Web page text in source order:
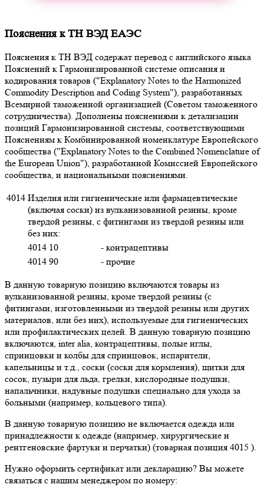
Пояснения к ТН ВЭД ЕАЭС
Пояснения к ТН ВЭД содержат перевод с английского языка
Пояснений к Гармонизированной системе описания и
кодирования товаров ("Explanatory Notes to the Harmonized
Commodity Description and Coding System"), разработанных
Всемирной таможенной организацией (Советом таможенного
сотрудничества). Дополнены пояснениями к детализации
позиций Гармонизированной системы, соответствующими
Пояснениям к Комбинированной номенклатуре Европейского
сообщества ("Explanatory Notes to the Combined Nomenclature of
the European Union"), разработанной Комиссией Европейского
сообщества, и национальными пояснениями.
4014 Изделия или гигиенические или фармацевтические
(включая соски) из вулканизованной резины, кроме
твердой резины, с фитингами из твердой резины или
без них:
4014 10
- контрацептивы
4014 90
- прочие
В данную товарную позицию включаются товары из
вулканизованной резины, кроме твердой резины (с
фитингами, изготовленными из твердой резины или других
материалов, или без них), используемые для гигиенических
или профилактических целей. В данную товарную позицию
включаются, inter alia, контрацептивы, полые иглы,
спринцовки и колбы для спринцовок, испарители,
капельницы и т.д., соски (соски для кормления), щитки для
сосок, пузыри для льда, грелки, кислородные подушки,
напальчники, надувные подушки специально для ухода за
больными (например, кольцевого типа).
В данную товарную позицию не включается одежда или
принадлежности к одежде (например, хирургические и
рентгеновские фартуки и перчатки) (товарная позиция 4015 ).
Нужно оформить сертификат или декларацию? Вы можете
связаться с нашим менеджером по номеру: